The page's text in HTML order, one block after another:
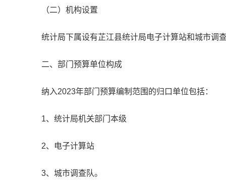
（二）机构设置
统计局下属设有芷江县统计局电子计算站和城市调
二、部门预算单位构成
纳入2023年部门预算编制范围的归口单位包括：
1、统计局机关部门本级
2、电子计算站
3、城市调查队。